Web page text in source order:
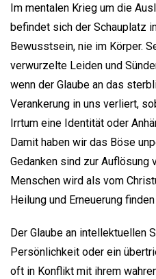
Im mentalen Krieg um die
befindet sich der Schauplatz
Bewusstsein, nie im Körper.
verwurzelte Leiden und
wenn der Glaube an das
Verankerung in uns verliert,
Irrtum eine Identität oder
Damit haben wir das Böse
Gedanken sind zur Auflösung
Menschen wird als vom
Heilung und Erneuerung
Der Glaube an intellektuellen
Persönlichkeit oder ein
oft in Konflikt mit ihrem